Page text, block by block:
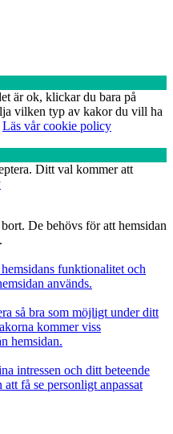
är ok, klickar du bara på
vilken typ av kakor du vill ha
Läs vår cookie policy
Ditt val kommer att
De behövs för att hemsidan
funktionalitet och
används.
så bra som möjligt under ditt
kommer viss
hemsidan.
intressen och ditt beteende
få se personligt anpassat